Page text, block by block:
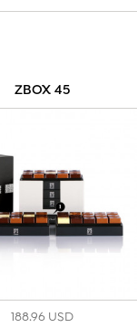
ZBOX 45
188.96 USD